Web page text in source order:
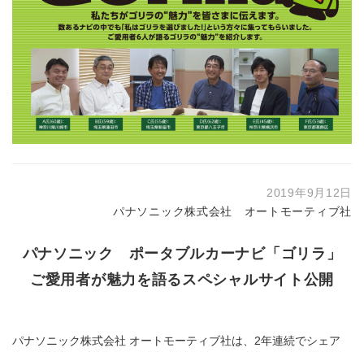
2019年9月12日
パナソニック株式会社 オートモーティブ社
パナソニック ポータブルカーナビ「ゴリラ」
ご愛用者が魅力を語るスペシャルサイト公開
パナソニック株式会社 オートモーティブ社は、2年連続でシェア